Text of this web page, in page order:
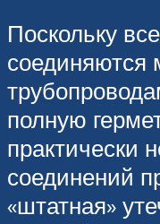
Поскольку
соединяются
полную
практически
соединений
«штатная»